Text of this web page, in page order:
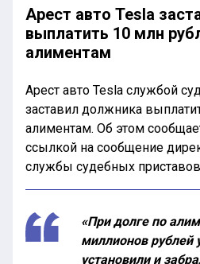
Арест авто Tesla
выплатить 10 млн
алиментам
Арест авто Tesla службой
заставил должника
алиментам. Об этом
ссылкой на сообщение
службы судебных
«При долге по
миллионов
установили и